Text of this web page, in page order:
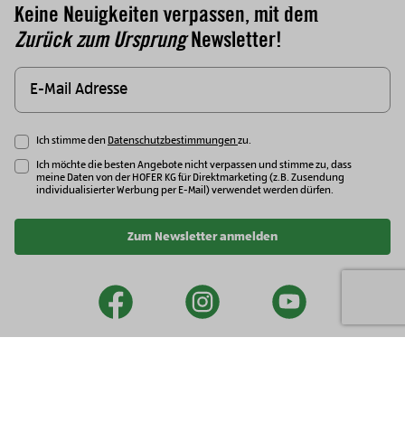
Keine Neuigkeiten verpassen, mit dem
Zurück zum UrsprungNewsletter!
Ich stimme den Datenschutzbestimmungenzu.
Ich möchte die besten Angebote nicht verpassen und stimme zu, dass
meine Daten von der HOFER KG für Direktmarketing (z.B. Zusendung
individualisierter Werbung per E-Mail) verwendet werden dürfen.
Zum Newsletter anmelden
facebookinstagram